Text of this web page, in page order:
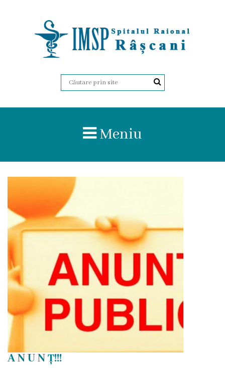
Despre
Administrația
Certificate
Regulament
Transparență
Anunțuri
Invitații
de
participare
Achiziții
Meniu
A N U N Ț!!!